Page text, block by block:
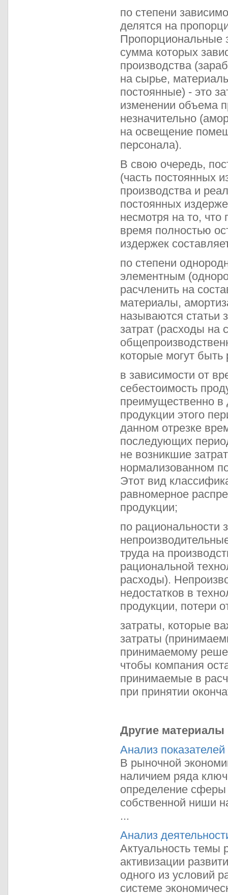
по степени
делятся на
Пропорциональные
сумма которых
производства
на сырье,
постоянные) - это
изменении объема
незначительно
на освещение
персонала).
В свою очередь,
(часть постоянных
производства и
постоянных
несмотря на то, что
время полностью
издержек
по степени
элементным
расчленить на
материалы,
называются статьи
затрат (расходы на
которые могут
в зависимости от
себестоимость
преимущественно в
продукции этого
данном отрезке
последующих
не возникшие
нормализованном
Этот вид
равномерное
продукции;
по рациональности
труда на
рациональной
расходы).
недостатков в
продукции, потери
затраты, которые
затраты
принимаемому
чтобы компания
принимаемые в
при принятии
Другие материалы
Анализ
В рыночной
наличием ряда
определение сферы
собственной ниши
...
Анализ
Актуальность темы
активизации
одного из условий
системе